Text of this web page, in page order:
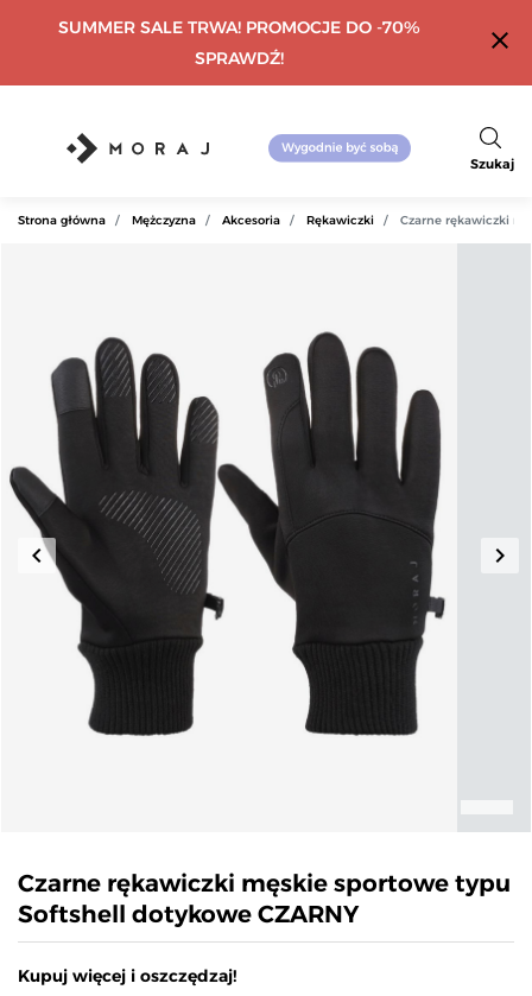
SUMMER SALE TRWA! PROMOCJE DO -70%
SPRAWDŹ!
close
Szukaj
Strona główna Mężczyzna Akcesoria Rękawiczki Czarne rękawiczki
Poprzedni
keyboard_arrow_left keyboard_arrow_right
Czarne rękawiczki męskie sportowe typu
Softshell dotykowe CZARNY
Kupuj więcej i oszczędzaj!